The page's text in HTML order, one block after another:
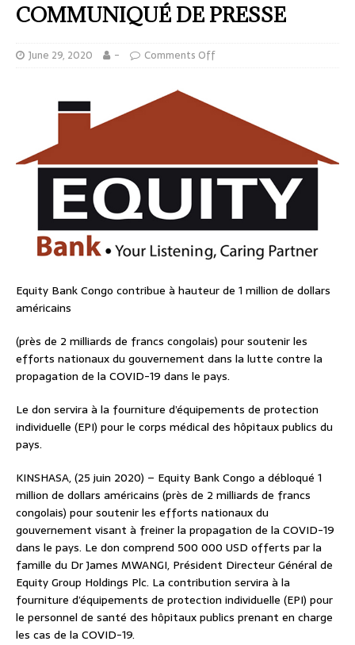
COMMUNIQUÉ DE PRESSE
June 29, 2020 - Comments Off
Equity Bank Congo contribue à hauteur de 1 million de dollars
américains
(près de 2 milliards de francs congolais) pour soutenir les
efforts nationaux du gouvernement dans la lutte contre la
propagation de la COVID-19 dans le pays.
Le don servira à la fourniture d’équipements de protection
individuelle (EPI) pour le corps médical des hôpitaux publics du
pays.
KINSHASA, (25 juin 2020) – Equity Bank Congo a débloqué 1
million de dollars américains (près de 2 milliards de francs
congolais) pour soutenir les efforts nationaux du
gouvernement visant à freiner la propagation de la COVID-19
dans le pays. Le don comprend 500 000 USD offerts par la
famille du Dr James MWANGI, Président Directeur Général de
Equity Group Holdings Plc. La contribution servira à la
fourniture d’équipements de protection individuelle (EPI) pour
le personnel de santé des hôpitaux publics prenant en charge
les cas de la COVID-19.